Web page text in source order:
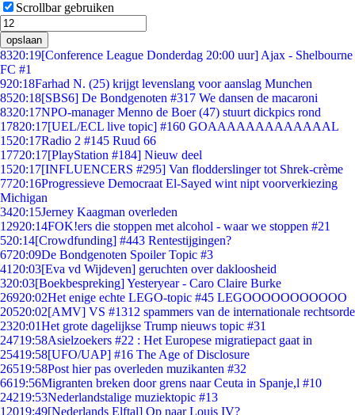
Scrollbar gebruiken
opslaan
8320:19[Conference League Donderdag 20:00 uur] Ajax - Shelbourne
FC #1
920:18Farhad N. (25) krijgt levenslang voor aanslag Munchen
8520:18[SBS6] De Bondgenoten #317 We dansen de macaroni
8320:17NPO-manager Menno de Boer (47) stuurt dickpics rond
17820:17[UEL/ECL live topic] #160 GOAAAAAAAAAAAAAL
1520:17Radio 2 #145 Ruud 66
17720:17[PlayStation #184] Nieuw deel
1520:17[INFLUENCERS #295] Van flodderslinger tot Shrek-crème
7720:16Progressieve Democraat El-Sayed wint nipt voorverkiezing
Michigan
3420:15Jerney Kaagman overleden
12920:14FOK!ers die stoppen met alcohol - waar we stoppen #21
520:14[Crowdfunding] #443 Rentestijgingen?
6720:09De Bondgenoten Spoiler Topic #3
41 20:03[Eva vd Wijdeven] geruchten over dakloosheid
320:03[Boekbespreking] Yesteryear - Caro Claire Burke
26920:02Het enige echte LEGO-topic #45 LEGOOOOOOOOOOO
20520:02[AMV] VS #1312 spammers van de internationale rechtsorde
2320:01Het grote dagelijkse Trump nieuws topic #31
24719:58Asielzoekers #22 : Het Europese migratiepact gaat in
25419:58[UFO/UAP] #16 The Age of Disclosure
26519:58Post hier pas overleden muzikanten #32
6619:56Migranten breken door grens naar Ceuta in Spanje,l #10
24219:53Nederlandstalige muziektopic #13
12019:49[Nederlands Elftal] Op naar Louis IV?